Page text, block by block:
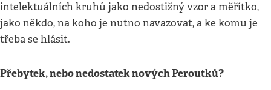
intelektuálních kruhů jako nedostižný vzor a měřítko,
jako někdo, na koho je nutno navazovat, a ke komu je
třeba se hlásit.
Přebytek, nebo nedostatek nových Peroutků?